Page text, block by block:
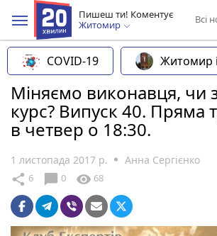
Пишеш ти! Коментує
Житомир
Всі
COVID-19 Житомир
Міняємо виконавця, чи
курс? Випуск 40. Пряма
в четвер о 18:30.
1 листопада 2017 р. Анна Сергієнко
share 6 chat_bubble 0 visibility 68